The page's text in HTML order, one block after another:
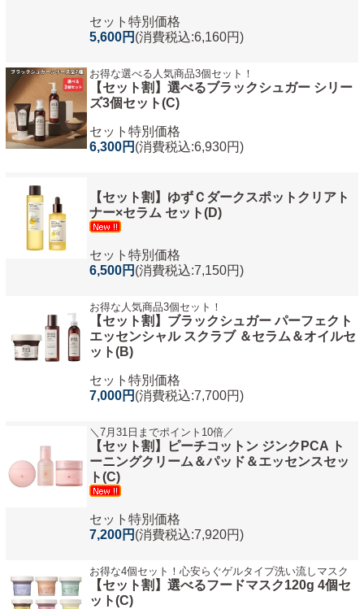
セット特別価格
5,600円 (消費税込:6,160円)
お得な選べる人気商品3個セット！
【セット割】選べるブラックシュガー シリー
ズ3個セット(C)
セット特別価格
6,300円 (消費税込:6,930円)
【セット割】ゆずＣダークスポットクリアト
ナー×セラム セット(D)
セット特別価格
6,500円 (消費税込:7,150円)
お得な人気商品3個セット！
【セット割】ブラックシュガー パーフェクト
エッセンシャル スクラブ ＆セラム＆オイルセ
ット(B)
セット特別価格
7,000円 (消費税込:7,700円)
＼7月31日までポイント10倍／
【セット割】ピーチコットン ジンクPCA ト
ーニングクリーム＆パッド＆エッセンスセッ
ト(C)
セット特別価格
7,200円 (消費税込:7,920円)
お得な4個セット！心安らぐゲルタイプ洗い流しマスク
【セット割】選べるフードマスク120g 4個セ
ット(C)